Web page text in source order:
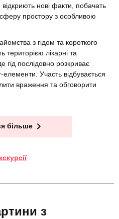
відкриють нові факти, побачать
простору з особливою
з гідом та короткого
територією лікарні та
гід послідовно розкриває
елементи. Участь відбувається
враження та обговорити
більше
з